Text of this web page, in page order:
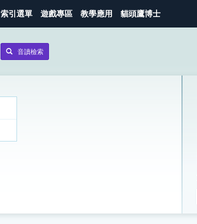
索引選單 遊戲專區 教學應用 貓頭鷹博士
音讀檢索